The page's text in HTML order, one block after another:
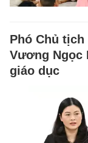
Phó Chủ tịch
Vương Ngọc
giáo dục